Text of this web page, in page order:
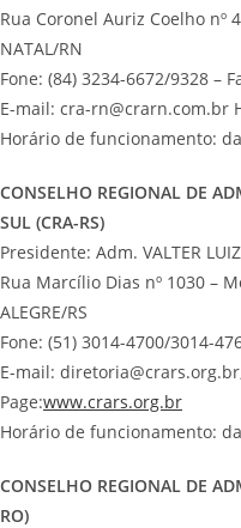
Rua Coronel Auriz Coelho nº
NATAL/RN
Fone: (84) 3234-6672/9328 –
E-mail: cra-rn@crarn.com.br
Horário de funcionamento:
CONSELHO REGIONAL DE
SUL (CRA-RS)
Presidente: Adm. VALTER
Rua Marcílio Dias nº 1030 –
ALEGRE/RS
Fone: (51) 3014-4700/3014-
E-mail:
Page:www.crars.org.br
Horário de funcionamento:
CONSELHO REGIONAL DE
RO)